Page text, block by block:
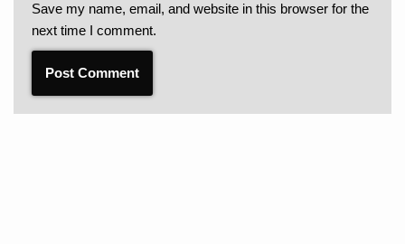
Save my name, email, and website in this browser for the
next time I comment.